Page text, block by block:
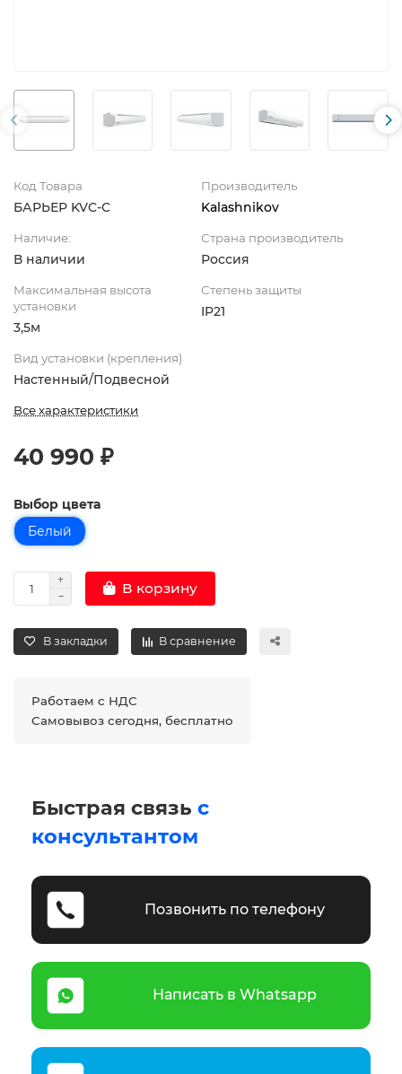
Код Товара
БАРЬЕР KVC-C
Производитель
Kalashnikov
Наличие:
В наличии
Страна производитель
Россия
Максимальная высота
установки
3,5м
Степень защиты
IP21
Вид установки (крепления)
Настенный/Подвесной
Все характеристики
40 990 ₽
Выбор цвета
Белый
В корзину
В закладки В сравнение
Работаем с НДС
Самовывоз сегодня, бесплатно
Быстрая связь с
консультантом
Позвонить по телефону
Написать в Whatsapp